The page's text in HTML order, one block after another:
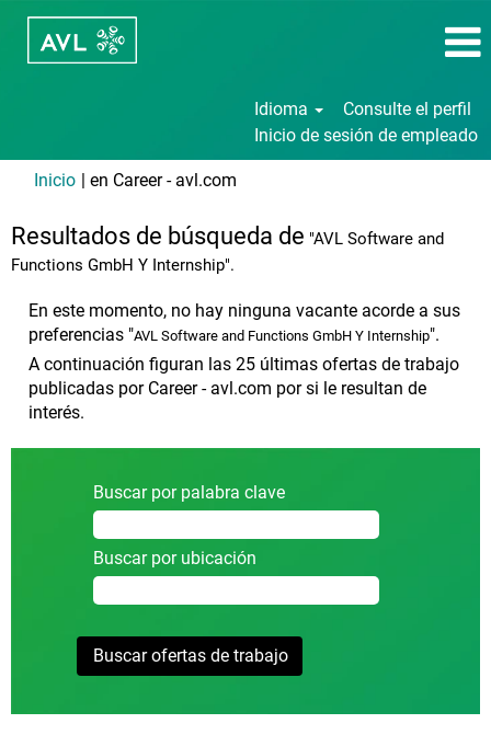
Idioma
Consulte el perfil
Inicio de sesión de empleado
Inicio | en Career - avl.com
Resultados de búsqueda de "AVL Software and
Functions GmbH Y Internship".
En este momento, no hay ninguna vacante acorde a sus
preferencias "AVL Software and Functions GmbH Y Internship".
A continuación figuran las 25 últimas ofertas de trabajo
publicadas por Career - avl.com por si le resultan de
interés.
Buscar por palabra clave
Buscar por ubicación